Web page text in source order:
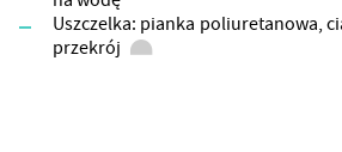
Uszczelka: pianka poliuretanowa,
przekrój